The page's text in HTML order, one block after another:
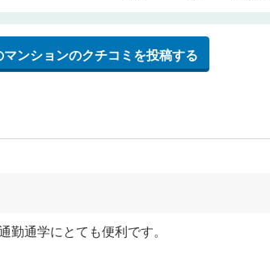
マンションのクチコミを投稿する
通学にとても便利です。